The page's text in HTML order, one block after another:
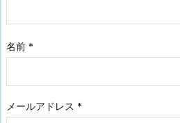
名前 *
メールアドレス *